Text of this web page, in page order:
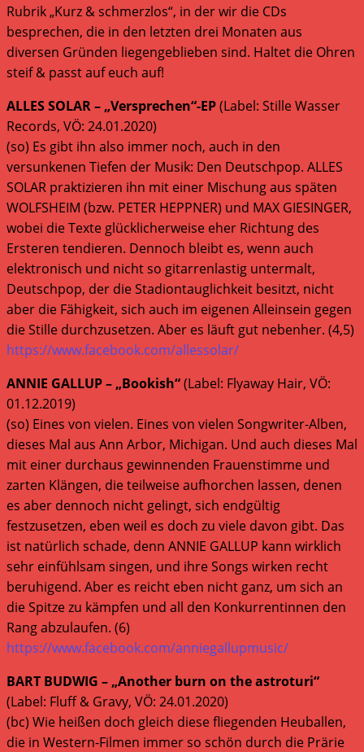
Rubrik „Kurz & schmerzlos“, in der wir die CDs
besprechen, die in den letzten drei Monaten aus
diversen Gründen liegengeblieben sind. Haltet die Ohren
steif & passt auf euch auf!
ALLES SOLAR – „Versprechen“-EP(Label: Stille Wasser
Records, VÖ: 24.01.2020)
(so) Es gibt ihn also immer noch, auch in den
versunkenen Tiefen der Musik: Den Deutschpop. ALLES
SOLAR praktizieren ihn mit einer Mischung aus späten
WOLFSHEIM (bzw. PETER HEPPNER) und MAX GIESINGER,
wobei die Texte glücklicherweise eher Richtung des
Ersteren tendieren. Dennoch bleibt es, wenn auch
elektronisch und nicht so gitarrenlastig untermalt,
Deutschpop, der die Stadiontauglichkeit besitzt, nicht
aber die Fähigkeit, sich auch im eigenen Alleinsein gegen
die Stille durchzusetzen. Aber es läuft gut nebenher. (4,5)
https://www.facebook.com/allessolar/
ANNIE GALLUP – „Bookish“(Label: Flyaway Hair, VÖ:
01.12.2019)
(so) Eines von vielen. Eines von vielen Songwriter-Alben,
dieses Mal aus Ann Arbor, Michigan. Und auch dieses Mal
mit einer durchaus gewinnenden Frauenstimme und
zarten Klängen, die teilweise aufhorchen lassen, denen
es aber dennoch nicht gelingt, sich endgültig
festzusetzen, eben weil es doch zu viele davon gibt. Das
ist natürlich schade, denn ANNIE GALLUP kann wirklich
sehr einfühlsam singen, und ihre Songs wirken recht
beruhigend. Aber es reicht eben nicht ganz, um sich an
die Spitze zu kämpfen und all den Konkurrentinnen den
Rang abzulaufen. (6)
https://www.facebook.com/anniegallupmusic/
BART BUDWIG – „Another burn on the astroturi“
(Label: Fluff & Gravy, VÖ: 24.01.2020)
(bc) Wie heißen doch gleich diese fliegenden Heuballen,
die in Western-Filmen immer so schön durch die Prärie